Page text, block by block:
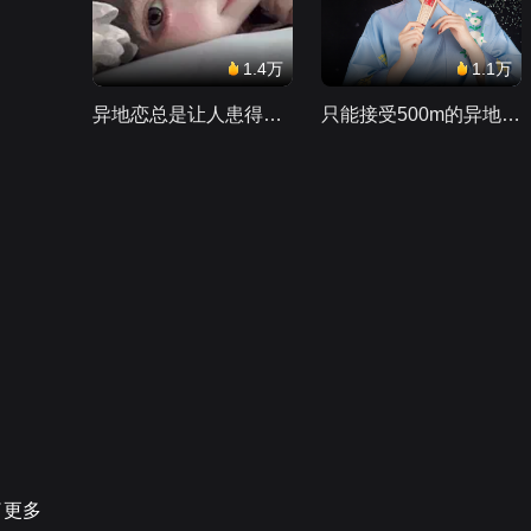
1.4万
异地恋总是让人患得患失。。。
1.1万
只能接受500m的异地恋，电动车没电了......